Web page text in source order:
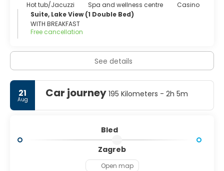
Hot tub/Jacuzzi
Spa and wellness centre
Casino
Suite, Lake View (1 Double Bed)
WITH BREAKFAST
Free cancellation
See details
21
Aug Car journey 195 Kilometers - 2h 5m
Bled
Zagreb
Open map